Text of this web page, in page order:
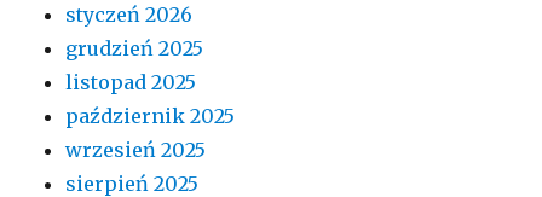
styczeń 2026
grudzień 2025
listopad 2025
październik 2025
wrzesień 2025
sierpień 2025